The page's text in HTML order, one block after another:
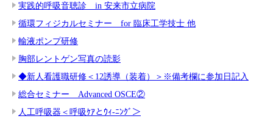
実践的呼吸音聴診 in 安来市立病院
循環フィジカルセミナー for 臨床工学技士 他
輸液ポンプ研修
胸部レントゲン写真の読影
◆新人看護職研修＜12誘導（装着）＞※備考欄に参加日記入
総合セミナー Advanced OSCE②
人工呼吸器＜呼吸ｹｱとｳｨ-ﾆﾝｸﾞ＞